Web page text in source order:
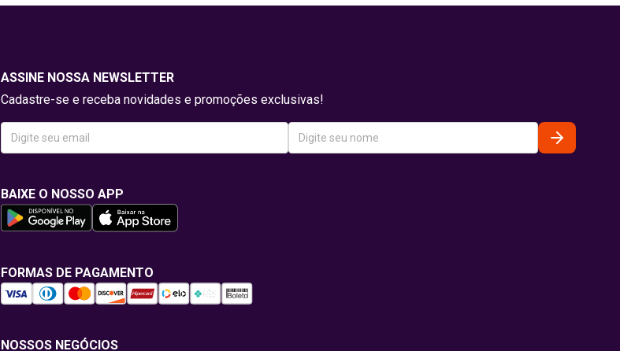
ASSINE NOSSA NEWSLETTER
Cadastre-se e receba novidades e promoções exclusivas!
BAIXE O NOSSO APP
FORMAS DE PAGAMENTO
NOSSOS NEGÓCIOS